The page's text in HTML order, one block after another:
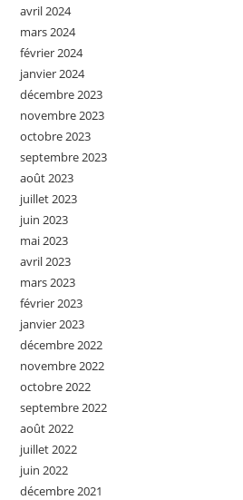
avril 2024
mars 2024
février 2024
janvier 2024
décembre 2023
novembre 2023
octobre 2023
septembre 2023
août 2023
juillet 2023
juin 2023
mai 2023
avril 2023
mars 2023
février 2023
janvier 2023
décembre 2022
novembre 2022
octobre 2022
septembre 2022
août 2022
juillet 2022
juin 2022
décembre 2021